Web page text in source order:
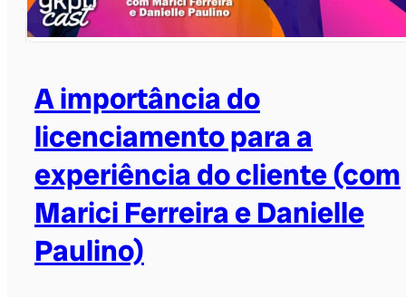
A importância do
licenciamento para a
experiência do cliente (com
Marici Ferreira e Danielle
Paulino)